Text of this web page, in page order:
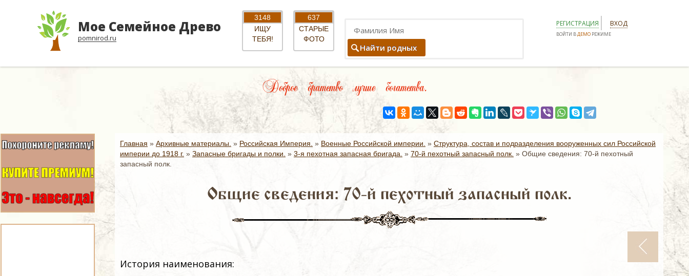
Мое Семейное Древо
pomnirod.ru
3148
ИЩУ
ТЕБЯ!
637
СТАРЫЕ
ФОТО
Найти родных
РЕГИСТРАЦИЯ ВХОД
ВОЙТИ ВДЕМО РЕЖИМЕ
Доброе братство лучше богатства.
Главная » Архивные материалы. » Российская Империя. » Военные Российской империи. » Структура, состав и подразделения вооруженных сил Российской
империи до 1918 г. » Запасные бригады и полки. » 3-я пехотная запасная бригада. » 70-й пехотный запасный полк. » Общие сведения: 70-й пехотный
запасный полк.
Общие сведения: 70-й пехотный запасный полк.
История наименования: